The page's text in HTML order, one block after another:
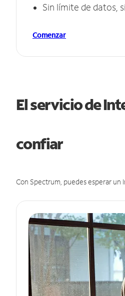
Sin límite de datos,
Comenzar
El servicio de
confiar
Con Spectrum, puedes esperar un